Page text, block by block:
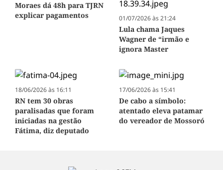
Moraes dá 48h para TJRN
explicar pagamentos
01/07/2026 às 21:24
Lula chama Jaques
Wagner de “irmão e
ignora Master
18/06/2026 às 16:11
RN tem 30 obras
paralisadas que foram
iniciadas na gestão
Fátima, diz deputado
17/06/2026 às 15:41
De cabo a símbolo:
atentado eleva patamar
do vereador de Mossoró